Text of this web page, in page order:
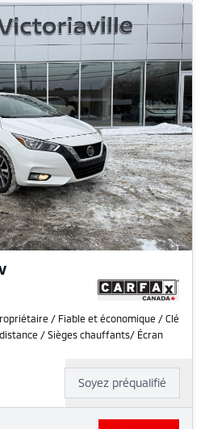
/ Fiable et économique / Clé
/ Sièges chauffants/ Écran
Soyez préqualifié